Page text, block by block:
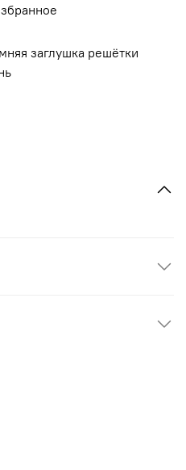
заглушка решётки